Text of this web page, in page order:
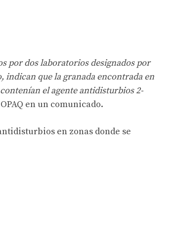
por dos laboratorios designados por
indican que la granada encontrada en
el agente antidisturbios 2-
en un comunicado.
en zonas donde se